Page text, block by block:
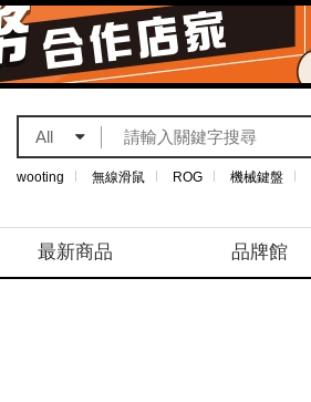
All
wooting 無線滑鼠 ROG 機械鍵盤
最新商品 品牌館